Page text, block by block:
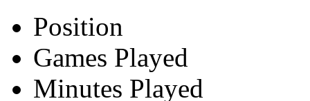
Position
Games Played
Minutes Played